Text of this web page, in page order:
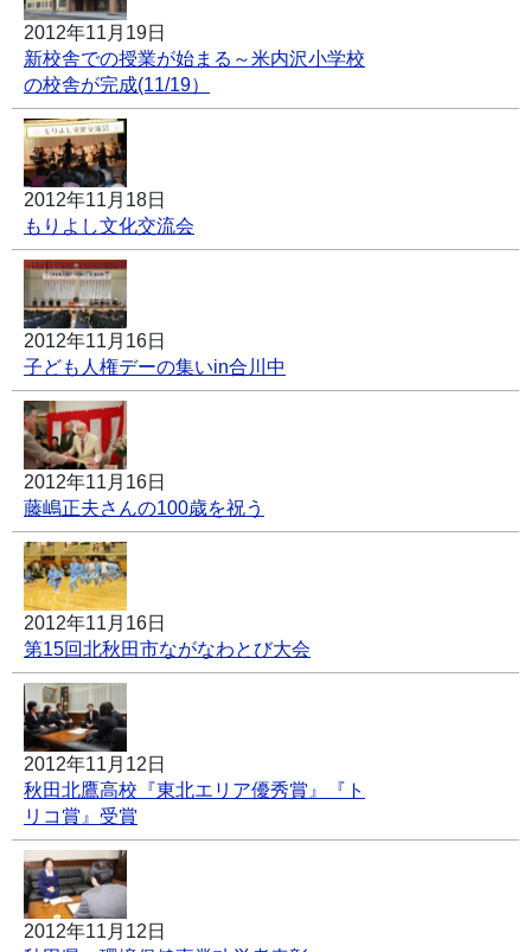
2012年11月19日
新校舎での授業が始まる～米内沢小学校
の校舎が完成(11/19）
2012年11月18日
もりよし文化交流会
2012年11月16日
子ども人権デーの集いin合川中
2012年11月16日
藤嶋正夫さんの100歳を祝う
2012年11月16日
第15回北秋田市ながなわとび大会
2012年11月12日
秋田北鷹高校『東北エリア優秀賞』『ト
リコ賞』受賞
2012年11月12日